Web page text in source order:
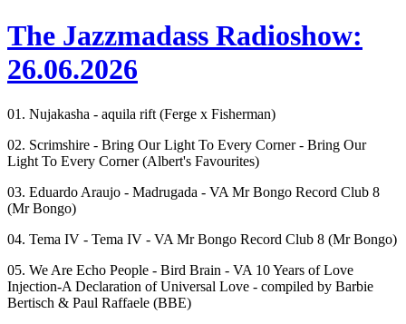
The Jazzmadass Radioshow:
26.06.2026
01. Nujakasha - aquila rift (Ferge x Fisherman)
02. Scrimshire - Bring Our Light To Every Corner - Bring Our
Light To Every Corner (Albert's Favourites)
03. Eduardo Araujo - Madrugada - VA Mr Bongo Record Club 8
(Mr Bongo)
04. Tema IV - Tema IV - VA Mr Bongo Record Club 8 (Mr Bongo)
05. We Are Echo People - Bird Brain - VA 10 Years of Love
Injection-A Declaration of Universal Love - compiled by Barbie
Bertisch & Paul Raffaele (BBE)